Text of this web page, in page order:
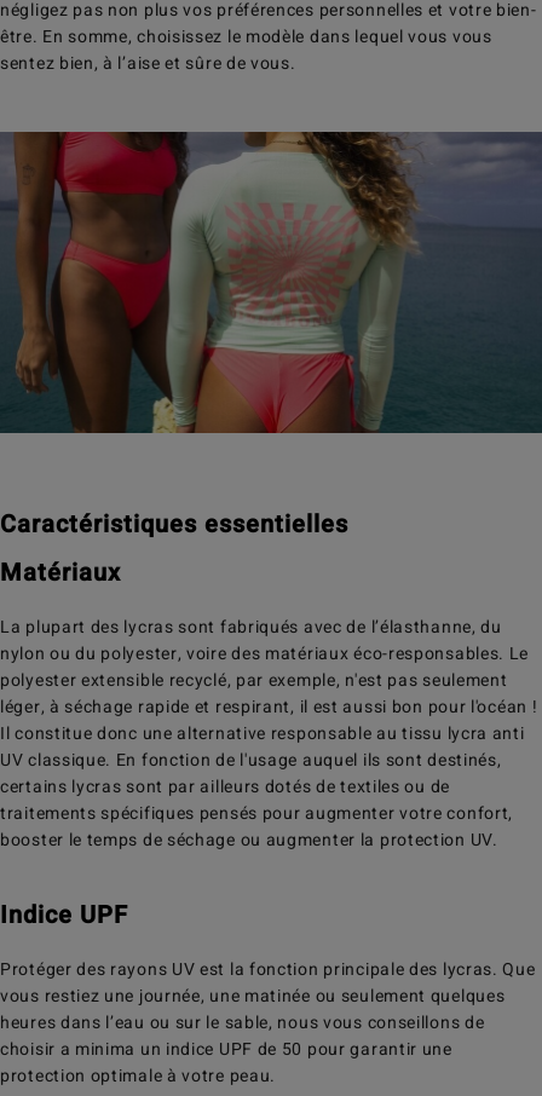
négligez pas non plus vos préférences personnelles et votre bien-
être. En somme, choisissez le modèle dans lequel vous vous
sentez bien, à l’aise et sûre de vous.
Caractéristiques essentielles
Matériaux
La plupart des lycras sont fabriqués avec de l’élasthanne, du
nylon ou du polyester, voire des matériaux éco-responsables. Le
polyester extensible recyclé, par exemple, n'est pas seulement
léger, à séchage rapide et respirant, il est aussi bon pour l'océan !
Il constitue donc une alternative responsable au tissu lycra anti
UV classique. En fonction de l'usage auquel ils sont destinés,
certains lycras sont par ailleurs dotés de textiles ou de
traitements spécifiques pensés pour augmenter votre confort,
booster le temps de séchage ou augmenter la protection UV.
Indice UPF
Protéger des rayons UV est la fonction principale des lycras. Que
vous restiez une journée, une matinée ou seulement quelques
heures dans l’eau ou sur le sable, nous vous conseillons de
choisir a minima un indice UPF de 50 pour garantir une
protection optimale à votre peau.